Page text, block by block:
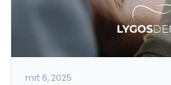
mrt 6, 2025